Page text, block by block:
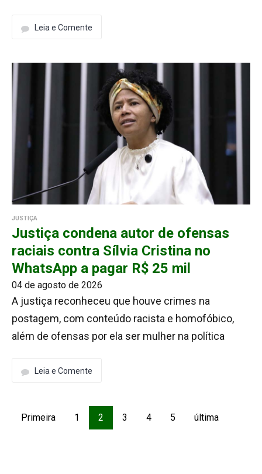
Leia e Comente
JUSTIÇA
Justiça condena autor de ofensas
raciais contra Sílvia Cristina no
WhatsApp a pagar R$ 25 mil
04 de agosto de 2026
A justiça reconheceu que houve crimes na
postagem, com conteúdo racista e homofóbico,
além de ofensas por ela ser mulher na política
Leia e Comente
Primeira 1 2 3 4 5 última